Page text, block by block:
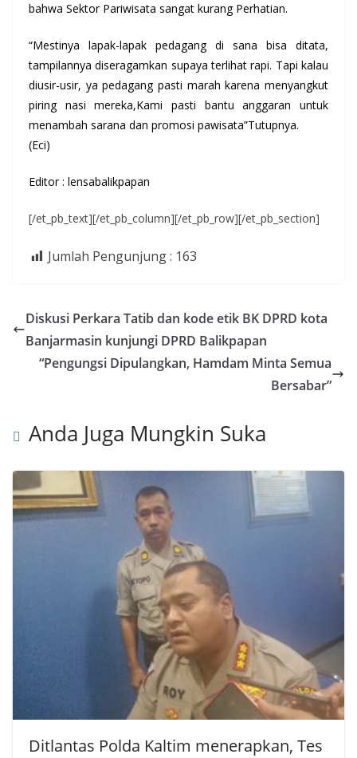
bahwa Sektor Pariwisata sangat kurang Perhatian.
“Mestinya lapak-lapak pedagang di sana bisa ditata,
tampilannya diseragamkan supaya terlihat rapi. Tapi kalau
diusir-usir, ya pedagang pasti marah karena menyangkut
piring nasi mereka,Kami pasti bantu anggaran untuk
menambah sarana dan promosi pawisata”Tutupnya.
(Eci)
Editor : lensabalikpapan
[/et_pb_text][/et_pb_column][/et_pb_row][/et_pb_section]
Jumlah Pengunjung : 163
Diskusi Perkara Tatib dan kode etik BK DPRD kota
Banjarmasin kunjungi DPRD Balikpapan
“Pengungsi Dipulangkan, Hamdam Minta Semua
Bersabar”
Anda Juga Mungkin Suka
Ditlantas Polda Kaltim menerapkan, Tes